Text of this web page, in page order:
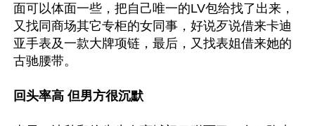
面可以体面一些，把自己唯一的LV包给找了出来，
又找同商场其它专柜的女同事，好说歹说借来卡迪
亚手表及一款大牌项链，最后，又找表姐借来她的
古驰腰带。
回头率高 但男方很沉默